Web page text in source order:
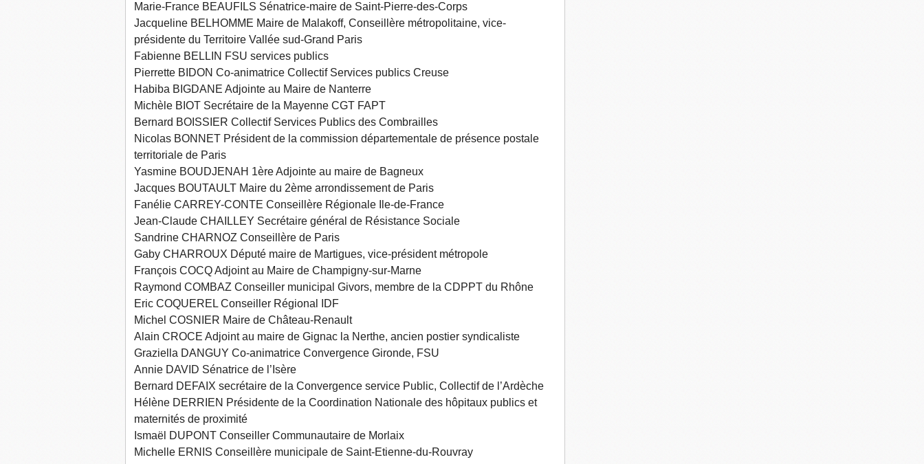
Marie-France BEAUFILS Sénatrice-maire de Saint-Pierre-des-Corps
Jacqueline BELHOMME Maire de Malakoff, Conseillère métropolitaine, vice-
présidente du Territoire Vallée sud-Grand Paris
Fabienne BELLIN FSU services publics
Pierrette BIDON Co-animatrice Collectif Services publics Creuse
Habiba BIGDANE Adjointe au Maire de Nanterre
Michèle BIOT Secrétaire de la Mayenne CGT FAPT
Bernard BOISSIER Collectif Services Publics des Combrailles
Nicolas BONNET Président de la commission départementale de présence postale
territoriale de Paris
Yasmine BOUDJENAH 1ère Adjointe au maire de Bagneux
Jacques BOUTAULT Maire du 2ème arrondissement de Paris
Fanélie CARREY-CONTE Conseillère Régionale Ile-de-France
Jean-Claude CHAILLEY Secrétaire général de Résistance Sociale
Sandrine CHARNOZ Conseillère de Paris
Gaby CHARROUX Député maire de Martigues, vice-président métropole
François COCQ Adjoint au Maire de Champigny-sur-Marne
Raymond COMBAZ Conseiller municipal Givors, membre de la CDPPT du Rhône
Eric COQUEREL Conseiller Régional IDF
Michel COSNIER Maire de Château-Renault
Alain CROCE Adjoint au maire de Gignac la Nerthe, ancien postier syndicaliste
Graziella DANGUY Co-animatrice Convergence Gironde, FSU
Annie DAVID Sénatrice de l’Isère
Bernard DEFAIX secrétaire de la Convergence service Public, Collectif de l’Ardèche
Hélène DERRIEN Présidente de la Coordination Nationale des hôpitaux publics et
maternités de proximité
Ismaël DUPONT Conseiller Communautaire de Morlaix
Michelle ERNIS Conseillère municipale de Saint-Etienne-du-Rouvray